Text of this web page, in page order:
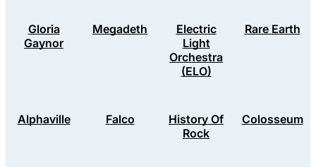
Gloria
Gaynor
Megadeth
Electric
Light
Orchestra
(ELO)
Rare Earth
Alphaville Falco
History Of
Rock
Colosseum